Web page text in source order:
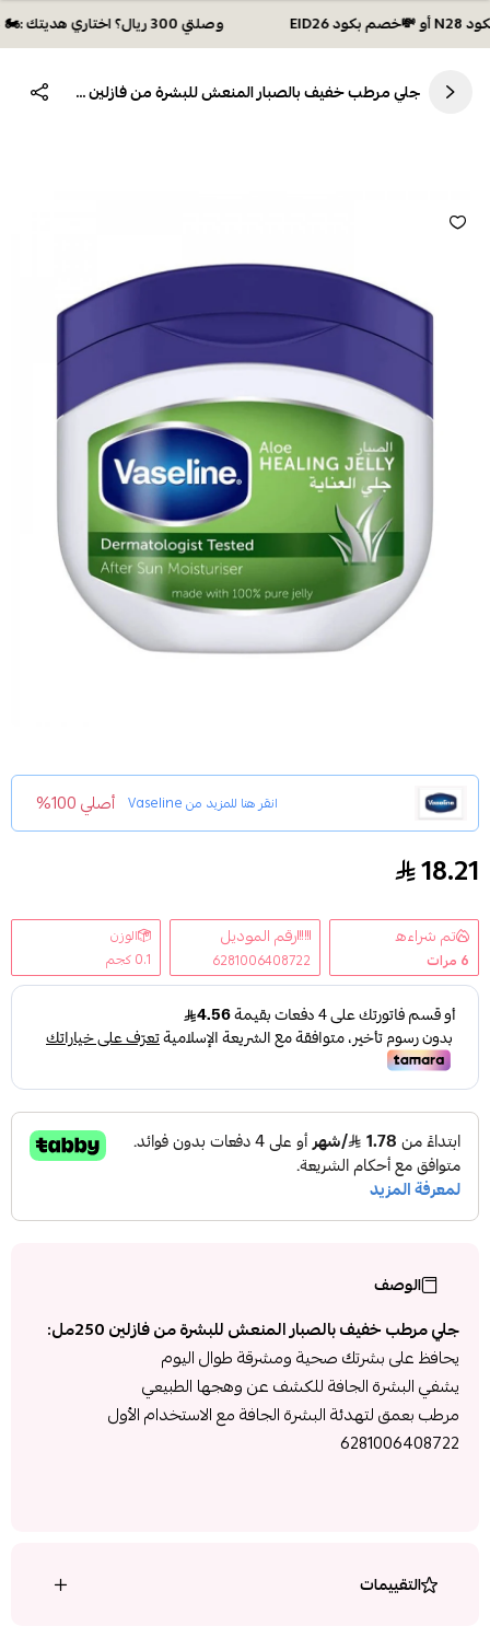
وصلتي 300 ريال؟ اختاري هديتك :🏍 شحن مجاني بكود N28 أو 💸خصم بكود EID26
جلي مرطب خفيف بالصبار المنعش للبشرة من فازلين 250مل
انقر هنا للمزيد منVaseline أصلي 100%
جلي مرطب خفيف بالصبار المنعش للبشرة من فازلين 250مل
18.21
تم شراءه
6 مرات
رقم الموديل
6281006408722
الوزن
0.1 كجم
الوصف
جلي مرطب خفيف بالصبار المنعش للبشرة من فازلين 250مل:
يحافظ على بشرتك صحية ومشرقة طوال اليوم
يشفي البشرة الجافة للكشف عن وهجها الطبيعي
مرطب بعمق لتهدئة البشرة الجافة مع الاستخدام الأول
6281006408722
التقييمات